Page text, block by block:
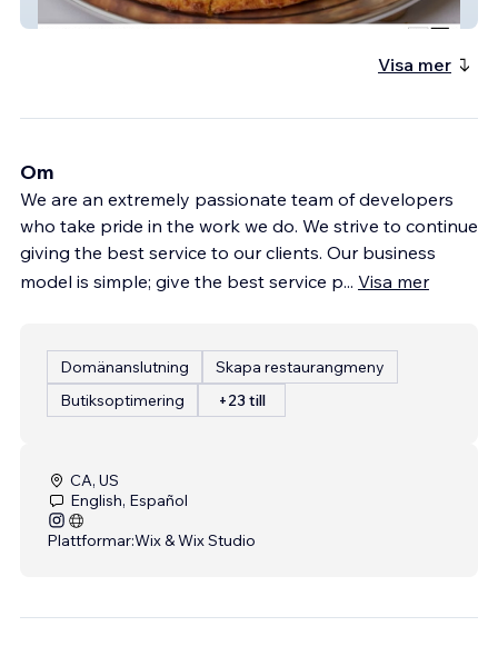
Flames Pizza
Visa mer
Om
We are an extremely passionate team of developers
who take pride in the work we do. We strive to continue
giving the best service to our clients. Our business
model is simple; give the best service p... Visa mer
Domänanslutning
Skapa restaurangmeny
Butiksoptimering
+23 till
CA, US
English, Español
Plattformar:Wix & Wix Studio